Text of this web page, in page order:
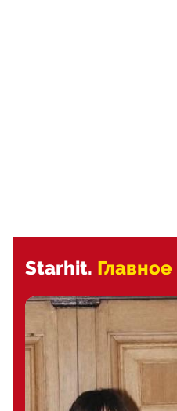
Starhit. Главное